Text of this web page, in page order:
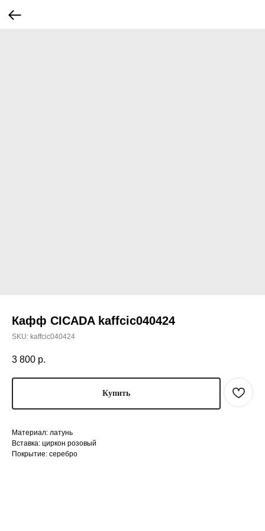
Кафф CICADA kaffcic040424
SKU: kaffcic040424
3 800 р.
Купить
Материал: латунь
Вставка: циркон розовый
Покрытие: серебро